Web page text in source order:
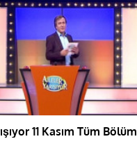
11 Kasım Tüm Bölüm